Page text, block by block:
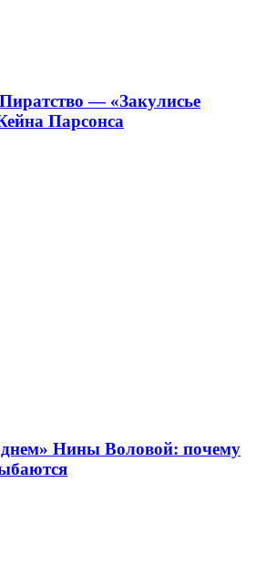
— «Закулисье
Парсонса
Нины Воловой: почему